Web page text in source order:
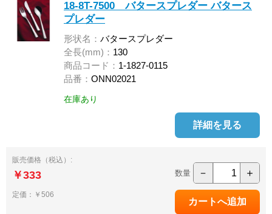
18-8T-7500 バタースプレダー バタース
プレダー
形状名： バタースプレダー
全長(mm)： 130
商品コード： 1-1827-0115
品番： ONN02021
在庫あり
詳細を見る
販売価格（税込）:
￥333
定価：￥506
数量 － ＋